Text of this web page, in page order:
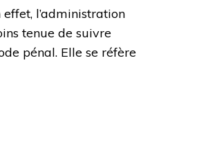
l’administration
tenue de suivre
pénal. Elle se réfère